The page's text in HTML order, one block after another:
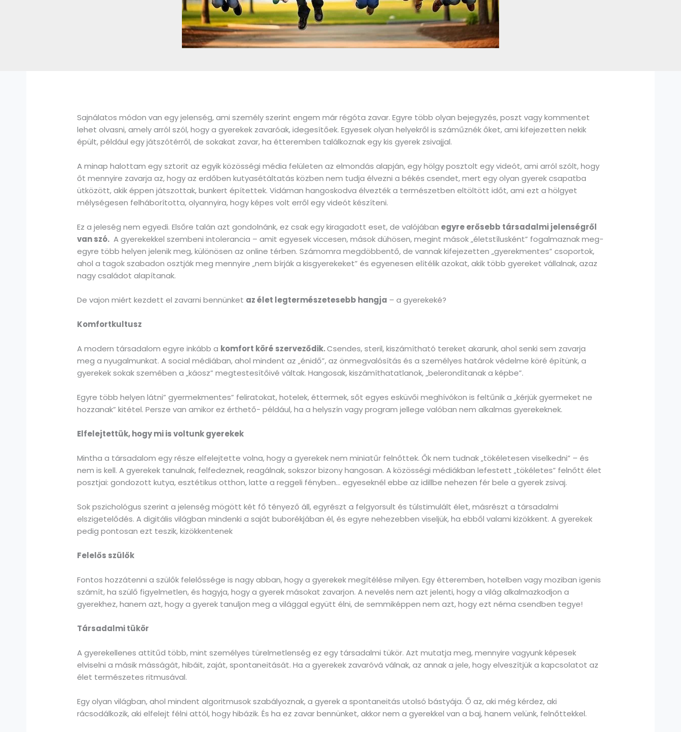
Sajnálatos módon van egy jelenség, ami személy szerint engem már régóta zavar. Egyre több olyan bejegyzés, poszt vagy kommentet
lehet olvasni, amely arról szól, hogy a gyerekek zavaróak, idegesítőek. Egyesek olyan helyekről is száműznék őket, ami kifejezetten nekik
épült, például egy játszótérről, de sokakat zavar, ha étteremben találkoznak egy kis gyerek zsivajjal.
A minap halottam egy sztorit az egyik közösségi média felületen az elmondás alapján, egy hölgy posztolt egy videót, ami arról szólt, hogy
őt mennyire zavarja az, hogy az erdőben kutyasétáltatás közben nem tudja élvezni a békés csendet, mert egy olyan gyerek csapatba
ütközött, akik éppen játszottak, bunkert építettek. Vidáman hangoskodva élvezték a természetben eltöltött időt, ami ezt a hölgyet
mélységesen felháborította, olyannyira, hogy képes volt erről egy videót készíteni.
Ez a jeleség nem egyedi. Elsőre talán azt gondolnánk, ez csak egy kiragadott eset, de valójában egyre erősebb társadalmi jelenségről
van szó. A gyerekekkel szembeni intolerancia – amit egyesek viccesen, mások dühösen, megint mások „életstílusként” fogalmaznak meg-
egyre több helyen jelenik meg, különösen az online térben. Számomra megdöbbentő, de vannak kifejezetten „gyerekmentes” csoportok,
ahol a tagok szabadon osztják meg mennyire „nem bírják a kisgyerekeket” és egyenesen elítélik azokat, akik több gyereket vállalnak, azaz
nagy családot alapítanak.
De vajon miért kezdett el zavarni bennünket az élet legtermészetesebb hangja – a gyerekeké?
Komfortkultusz
A modern társadalom egyre inkább a komfort köré szerveződik.Csendes, steril, kiszámítható tereket akarunk, ahol senki sem zavarja
meg a nyugalmunkat. A social médiában, ahol mindent az „énidő”, az önmegvalósítás és a személyes határok védelme köré építünk, a
gyerekek sokak szemében a „káosz” megtestesítőivé váltak. Hangosak, kiszámíthatatlanok, „belerondítanak a képbe”.
Egyre több helyen látni” gyermekmentes” feliratokat, hotelek, éttermek, sőt egyes esküvői meghívókon is feltűnik a „kérjük gyermeket ne
hozzanak” kitétel. Persze van amikor ez érthető- például, ha a helyszín vagy program jellege valóban nem alkalmas gyerekeknek.
Elfelejtettük, hogy mi is voltunk gyerekek
Mintha a társadalom egy része elfelejtette volna, hogy a gyerekek nem miniatűr felnőttek. Ők nem tudnak „tökéletesen viselkedni” – és
nem is kell. A gyerekek tanulnak, felfedeznek, reagálnak, sokszor bizony hangosan. A közösségi médiákban lefestett „tökéletes” felnőtt élet
posztjai: gondozott kutya, esztétikus otthon, latte a reggeli fényben… egyeseknél ebbe az idillbe nehezen fér bele a gyerek zsivaj.
Sok pszichológus szerint a jelenség mögött két fő tényező áll, egyrészt a felgyorsult és túlstimulált élet, másrészt a társadalmi
elszigetelődés. A digitális világban mindenki a saját buborékjában él, és egyre nehezebben viseljük, ha ebből valami kizökkent. A gyerekek
pedig pontosan ezt teszik, kizökkentenek
Felelős szülők
Fontos hozzátenni a szülők felelőssége is nagy abban, hogy a gyerekek megítélése milyen. Egy étteremben, hotelben vagy moziban igenis
számít, ha szülő figyelmetlen, és hagyja, hogy a gyerek másokat zavarjon. A nevelés nem azt jelenti, hogy a világ alkalmazkodjon a
gyerekhez, hanem azt, hogy a gyerek tanuljon meg a világgal együtt élni, de semmiképpen nem azt, hogy ezt néma csendben tegye!
Társadalmi tükör
A gyerekellenes attitűd több, mint személyes türelmetlenség ez egy társadalmi tükör. Azt mutatja meg, mennyire vagyunk képesek
elviselni a másik másságát, hibáit, zaját, spontaneitását. Ha a gyerekek zavaróvá válnak, az annak a jele, hogy elveszítjük a kapcsolatot az
élet természetes ritmusával.
Egy olyan világban, ahol mindent algoritmusok szabályoznak, a gyerek a spontaneitás utolsó bástyája. Ő az, aki még kérdez, aki
rácsodálkozik, aki elfelejt félni attól, hogy hibázik. És ha ez zavar bennünket, akkor nem a gyerekkel van a baj, hanem velünk, felnőttekkel.